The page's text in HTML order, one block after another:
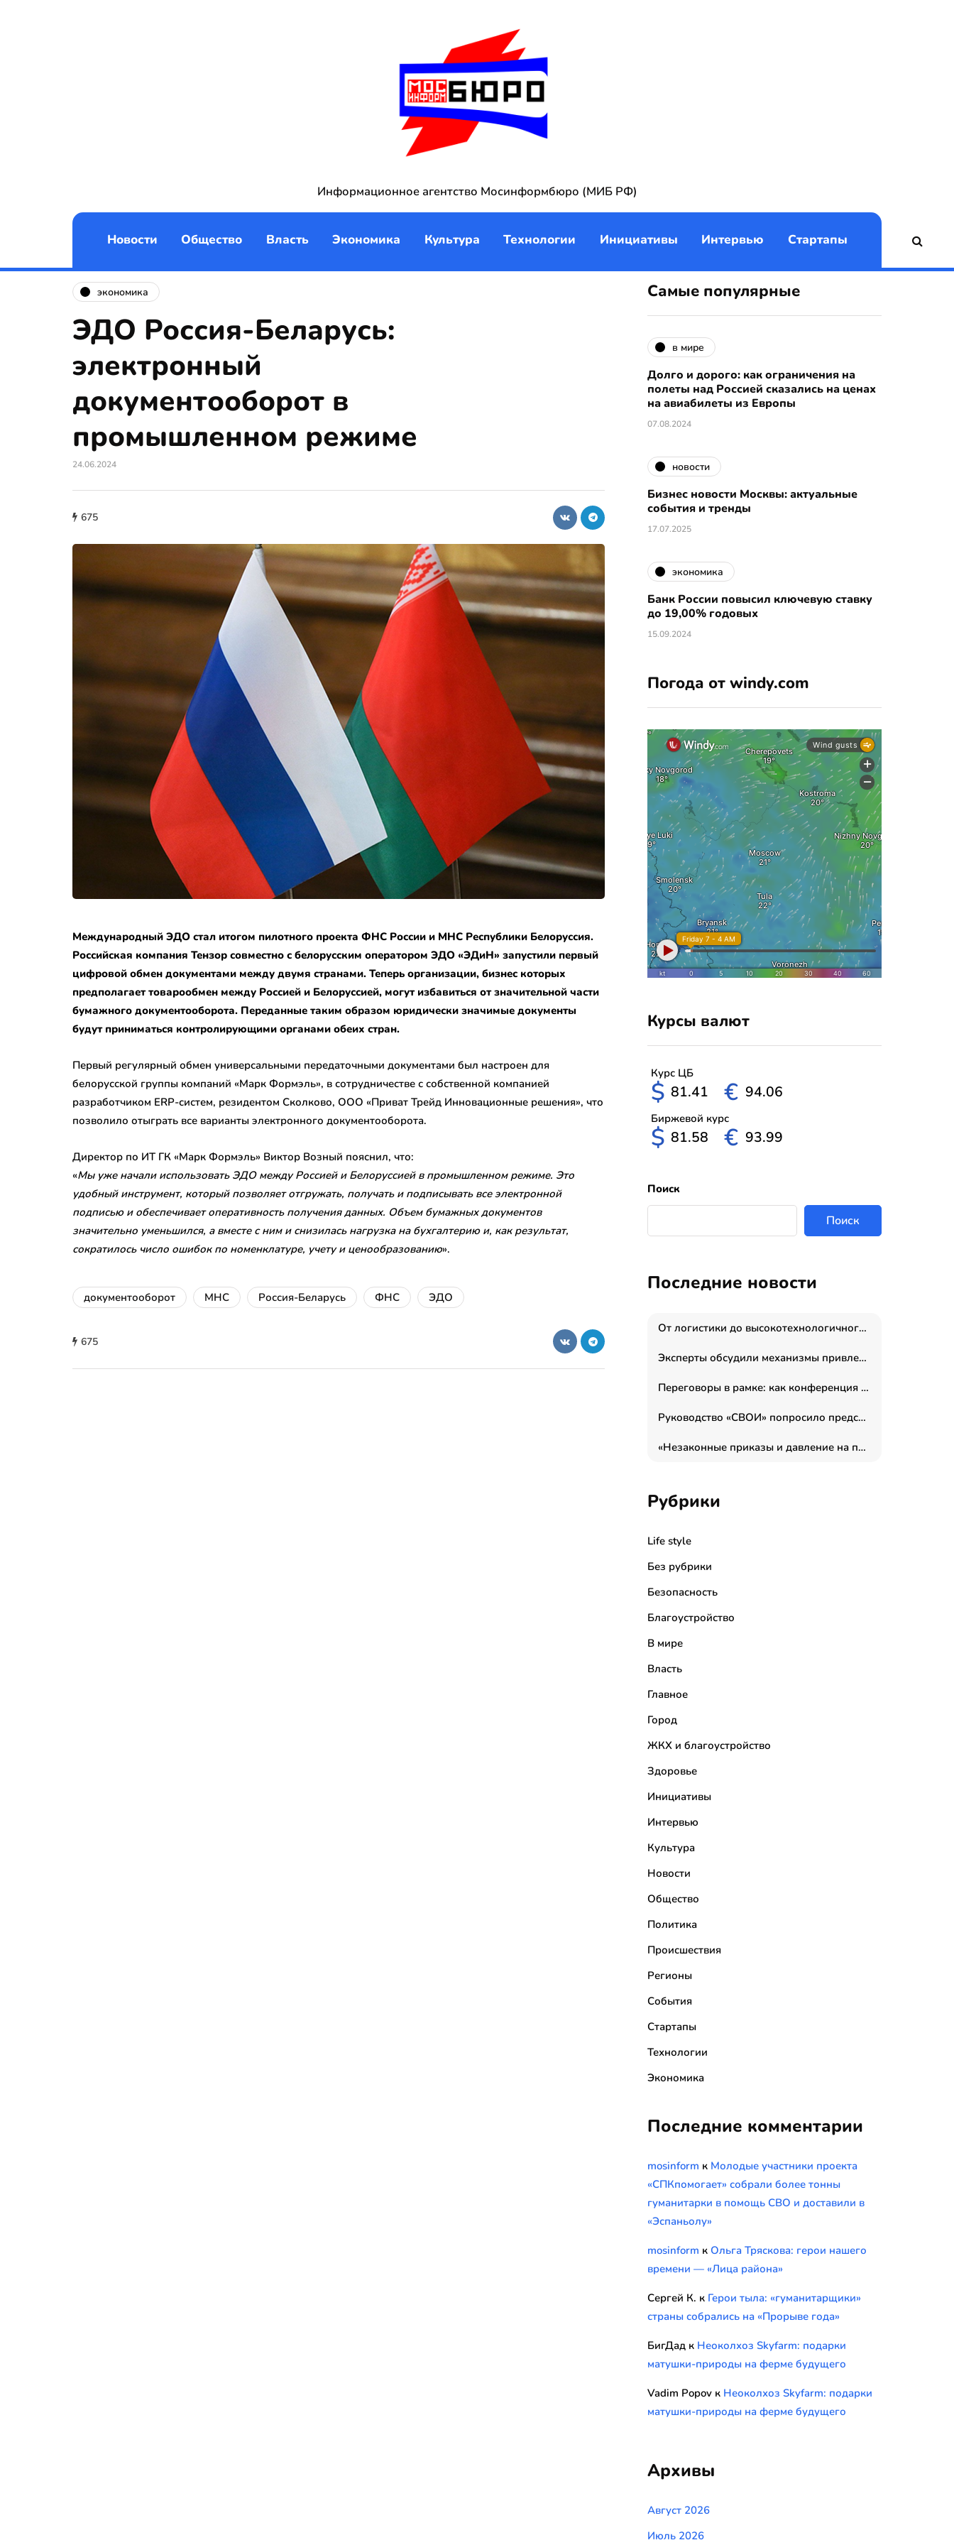
Информационное агентство Мосинформбюро (МИБ РФ)
Новости Общество Власть Экономика Культура Технологии Инициативы Интервью Стартапы
экономика
ЭДО Россия-Беларусь:
электронный
документооборот в
промышленном режиме
24.06.2024
675
Международный ЭДО стал итогом пилотного проекта ФНС России и МНС Республики Белоруссия.
Российская компания Тензор совместно с белорусским оператором ЭДО «ЭДиН» запустили первый
цифровой обмен документами между двумя странами. Теперь организации, бизнес которых
предполагает товарообмен между Россией и Белоруссией, могут избавиться от значительной части
бумажного документооборота. Переданные таким образом юридически значимые документы
будут приниматься контролирующими органами обеих стран.
Первый регулярный обмен универсальными передаточными документами был настроен для
белорусской группы компаний «Марк Формэль», в сотрудничестве с собственной компанией
разработчиком ERP-систем, резидентом Сколково, ООО «Приват Трейд Инновационные решения», что
позволило отыграть все варианты электронного документооборота.
Директор по ИТ ГК «Марк Формэль» Виктор Возный пояснил, что:
«Мы уже начали использовать ЭДО между Россией и Белоруссией в промышленном режиме. Это
удобный инструмент, который позволяет отгружать, получать и подписывать все электронной
подписью и обеспечивает оперативность получения данных. Объем бумажных документов
значительно уменьшился, а вместе с ним и снизилась нагрузка на бухгалтерию и, как результат,
сократилось число ошибок по номенклатуре, учету и ценообразованию».
документооборот МНС Россия-Беларусь ФНС ЭДО
675
Самые популярные
в мире
Долго и дорого: как ограничения на
полеты над Россией сказались на ценах
на авиабилеты из Европы
07.08.2024
новости
Бизнес новости Москвы: актуальные
события и тренды
17.07.2025
экономика
Банк России повысил ключевую ставку
до 19,00% годовых
15.09.2024
Погода от windy.com
Курсы валют
Курс ЦБ
$ 81.41 € 94.06
Биржевой курс
$ 81.58 € 93.99
Поиск
Поиск
Последние новости
От логистики до высокотехнологичного производства: как основатель “гагаринга” выстраивает экосистему безопасности и гражданских БПЛА
Эксперты обсудили механизмы привлечения молодых специалистов в промышленные города
Переговоры в рамке: как конференция «Бизнес как искусство» переформатирует деловой этикет в стенах ТПП РФ
Руководство «СВОИ» попросило председателя СКР дать правовую оценку обысков в тыловом штабе
«Незаконные приказы и давление на полицию»: Эрнеста Султанова задержали у посольства Израиля во время одиночного пикета
Рубрики
Life style
Без рубрики
Безопасность
Благоустройство
В мире
Власть
Главное
Город
ЖКХ и благоустройство
Здоровье
Инициативы
Интервью
Культура
Новости
Общество
Политика
Происшествия
Регионы
События
Стартапы
Технологии
Экономика
Последние комментарии
mosinform к Молодые участники проекта
«СПКпомогает» собрали более тонны
гуманитарки в помощь СВО и доставили в
«Эспаньолу»
mosinform к Ольга Тряскова: герои нашего
времени — «Лица района»
Сергей К. к Герои тыла: «гуманитарщики»
страны собрались на «Прорыве года»
БигДад к Неоколхоз Skyfarm: подарки
матушки-природы на ферме будущего
Vadim Popov к Неоколхоз Skyfarm: подарки
матушки-природы на ферме будущего
Архивы
Август 2026
Июль 2026